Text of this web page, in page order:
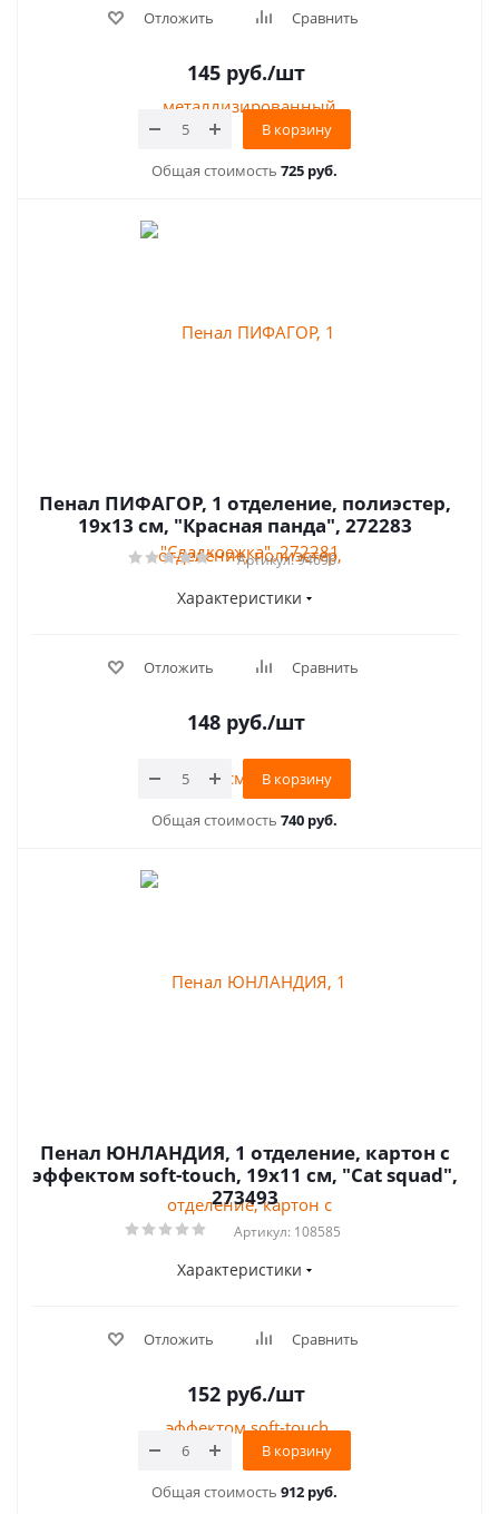
Отложить Сравнить
145руб./шт
В корзину
Общая стоимость 725 руб.
Пенал ПИФАГОР, 1 отделение, полиэстер,
19х13 см, "Красная панда", 272283
Артикул: 94696
Характеристики
Отложить Сравнить
148руб./шт
В корзину
Общая стоимость 740 руб.
Пенал ЮНЛАНДИЯ, 1 отделение, картон с
эффектом soft-touch, 19х11 см, "Cat squad",
273493
Артикул: 108585
Характеристики
Отложить Сравнить
152руб./шт
В корзину
Общая стоимость 912 руб.